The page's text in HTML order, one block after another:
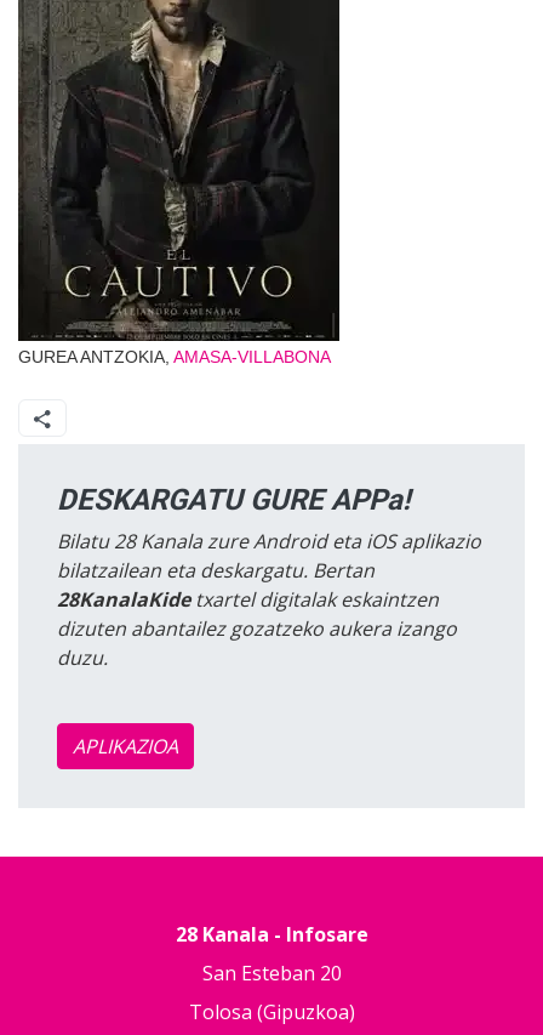
GUREA ANTZOKIA, AMASA-VILLABONA
DESKARGATU GURE APPa!
Bilatu 28 Kanala zure Android eta iOS aplikazio
bilatzailean eta deskargatu. Bertan
28KanalaKidetxartel digitalak eskaintzen
dizuten abantailez gozatzeko aukera izango
duzu.
APLIKAZIOA
28 Kanala - Infosare
San Esteban 20
Tolosa (Gipuzkoa)